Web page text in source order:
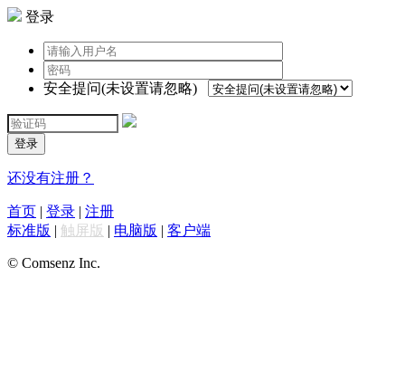
登录
安全提问(未设置请忽略)
登录
还没有注册？
首页 | 登录 | 注册
标准版 | 触屏版 | 电脑版 | 客户端
© Comsenz Inc.